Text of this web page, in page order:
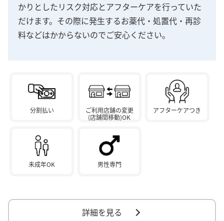
かりとしたリスク対応とアフターケアを行っていた
だけます。その際に発生するお薬代・処置代・再診
料などはかからないのでご安心ください。
分割払い
ご利用店舗の変更
(店舗間移動)OK
アフターケアつき
未成年OK 男性専門
詳細を見る